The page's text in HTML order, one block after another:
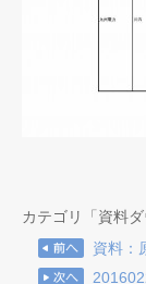
カテゴリ「資料
資料：